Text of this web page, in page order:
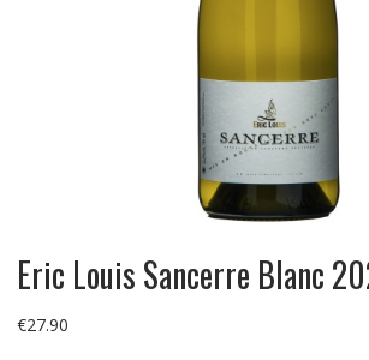
Eric Louis Sancerre Blanc
€27.90